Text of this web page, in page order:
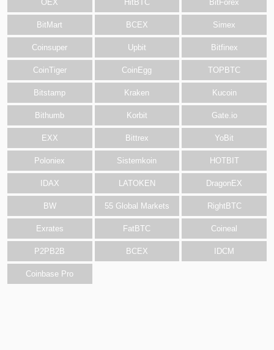
OEX HitBTC BitForex
BitMart BCEX Simex
Coinsuper Upbit Bitfinex
CoinTiger CoinEgg TOPBTC
Bitstamp Kraken Kucoin
Bithumb Korbit Gate.io
EXX Bittrex YoBit
Poloniex Sistemkoin HOTBIT
IDAX LATOKEN DragonEX
BW 55 Global Markets RightBTC
Exrates FatBTC Coineal
P2PB2B BCEX IDCM
Coinbase Pro